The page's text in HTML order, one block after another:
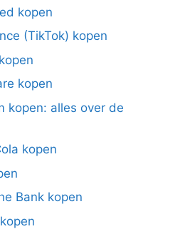
kopen
(TikTok) kopen
kopen
kopen: alles over de
kopen
Bank kopen